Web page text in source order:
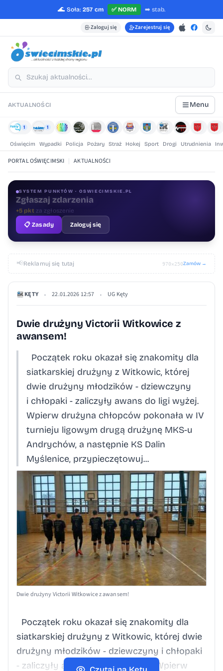
🌊 Soła: 257 cm ✅NORM ➡️ stab.
Zaloguj się Zarejestruj się
AKTUALNOŚCI Menu
1 1
Oświęcim Wypadki Policja Pożary Straż Hokej Sport Drogi Utrudnienia
PORTAL OŚWIĘCIMSKI | AKTUALNOŚCI
SYSTEM PUNKTÓW · OSWIECIMSKIE.PL
Oceniaj treści
+1 pktza ocenę
📋 Zasady
Zaloguj się
📢Reklamuj się tutaj 970×250Zamów →
KĘTY • 22.01.2026 12:57 • UG Kęty
Dwie drużyny Victorii Witkowice z
awansem!
Początek roku okazał się znakomity dla
siatkarskiej drużyny z Witkowic, której
dwie drużyny młodzików - dziewczyny
i chłopaki - zaliczyły awans do ligi wyżej.
Wpierw drużyna chłopców pokonała w IV
turnieju ligowym drugą drużynę MKS-u
Andrychów, a następnie KS Dalin
Myślenice, przypieczętowuj...
Dwie drużyny Victorii Witkowice z awansem!
Początek roku okazał się znakomity dla
siatkarskiej drużyny z Witkowic, której dwie
drużyny młodzików - dziewczyny i chłopaki
- zaliczyły awans do ligi wyżej. Wpierw